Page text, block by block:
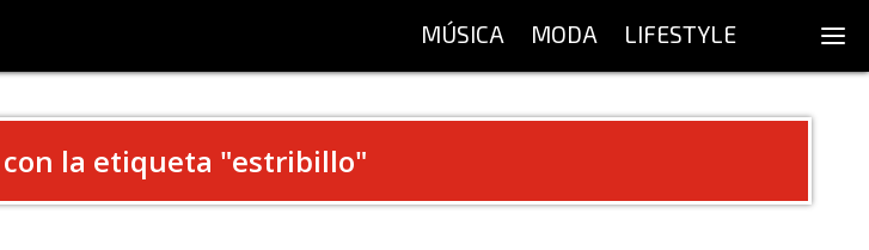
MÚSICA MODA LIFESTYLE
la etiqueta "estribillo"